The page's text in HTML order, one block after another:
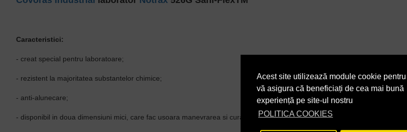
Acest site utilizează module cookie pentru
vă asigura că beneficiați de cea mai bună
experiență pe site-ul nostru
POLITICA COOKIES
Caracteristici:
- creat special pentru laboratoare;
- rezistent la majoritatea substantelor chimice;
- anti-alunecare;
- disponibil in doua dimensiuni mici, care fac usoara manevrarea si curatarea: